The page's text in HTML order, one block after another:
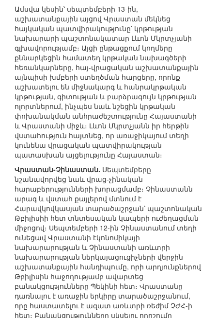
Ամսվա կեսին՝ սեպտեմբերի 13-ին,
աշխատանքային այցով Վրաստան մեկնեց
հայկական պատվիրակությունը՝ կրթության
նախարարի պաշտոնակատար Լևոն Մկրտչյանի
գլխավորությամբ։ Այցի ընթացքում կողմերը
քննարկեցին համատեղ կրթական նախագծերի
հեռանկարները, հայ-վրացական աշխատանքային
այնպիսի խմբերի ստեղծման հարցերը, որոնք
աշխատելու են միջնակարգ և հանրակրթական
կրթության, գիտության և բարձրագույն կրթության
ոլորտներում, ինչպես նաև նշեցին կրթական
փոխանակման անհրաժեշտությունը Հայաստանի
և Վրաստանի միջև։ Լևոն Մկրտչյանն իր հերթին
վստահություն հայտնեց, որ առաջիկայում տեղի
կունենա վրացական պատվիրակության
պատասխան այցելությունը Հայաստան։
Վրաստան-Չինաստան. Սեպտեմբերը
նշանավորվեց նաև վրաց-չինական
հարաբերությունների խորացմամբ։ Չինաստանն
արագ և վստահ քայլերով մտնում է
Հարավկովկասյան տարածաշրջան՝ պաշտոնական
Թբիլիսիի հետ տնտեսական կապերի ուժեղացման
միջոցով։ Սեպտեմբերի 12-ին Չինաստանում տեղի
ունեցավ Վրաստանի էկոնոմիկայի
նախարարության և Չինաստանի առևտրի
նախարարության ներկայացուցիչների վերջին
աշխատանքային հանդիպումը, որի արդյունքներով
Թբիլիսին հաջողությամբ ավարտեց
բանակցությունները Պեկինի հետ։ Վրաստանը
դառնալու է առաջին երկիրը տարածաշրջանում,
որը հաստատելու է ազատ առևտրի ռեժիմ ՉԺՀ-ի
հետ։ Բանակցությունները սկսելու որոշումը